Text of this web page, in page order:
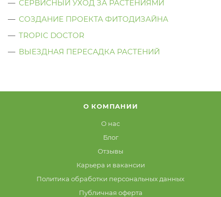
СЕРВИСНЫЙ УХОД ЗА РАСТЕНИЯМИ
СОЗДАНИЕ ПРОЕКТА ФИТОДИЗАЙНА
TROPIC DOCTOR
ВЫЕЗДНАЯ ПЕРЕСАДКА РАСТЕНИЙ
О КОМПАНИИ
О нас
Блог
Отзывы
Карьера и вакансии
Политика обработки персональных данных
Публичная оферта